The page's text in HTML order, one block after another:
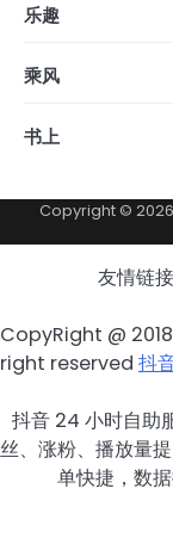
乐趣
乘风
书上
Copyright © 2026
友情链接
CopyRight @
right reserved 抖
抖音 24 小时自助
丝、涨粉、播放量
单快捷，数